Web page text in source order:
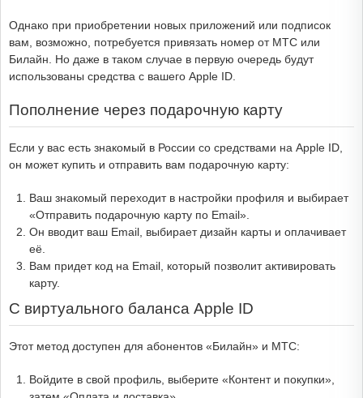
Однако при приобретении новых приложений или подписок
вам, возможно, потребуется привязать номер от МТС или
Билайн. Но даже в таком случае в первую очередь будут
использованы средства с вашего Apple ID.
Пополнение через подарочную карту
Если у вас есть знакомый в России со средствами на Apple ID,
он может купить и отправить вам подарочную карту:
Ваш знакомый переходит в настройки профиля и выбирает
«Отправить подарочную карту по Email».
Он вводит ваш Email, выбирает дизайн карты и оплачивает
её.
Вам придет код на Email, который позволит активировать
карту.
С виртуального баланса Apple ID
Этот метод доступен для абонентов «Билайн» и МТС:
Войдите в свой профиль, выберите «Контент и покупки»,